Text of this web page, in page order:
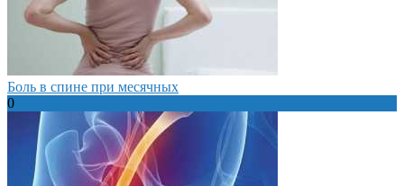
Боль в спине при месячных
0